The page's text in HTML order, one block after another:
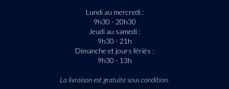
Lundi au mercredi :
9h30 - 20h30
Jeudi au samedi :
9h30 - 21h
Dimanche et jours fériés :
9h30 - 13h
La livraison est gratuite sous condition.